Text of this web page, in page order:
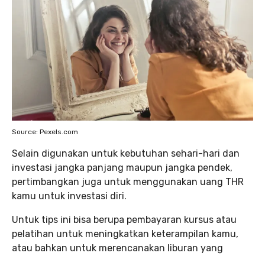
Source: Pexels.com
Selain digunakan untuk kebutuhan sehari-hari dan
investasi jangka panjang maupun jangka pendek,
pertimbangkan juga untuk menggunakan uang THR
kamu untuk investasi diri.
Untuk tips ini bisa berupa pembayaran kursus atau
pelatihan untuk meningkatkan keterampilan kamu,
atau bahkan untuk merencanakan liburan yang